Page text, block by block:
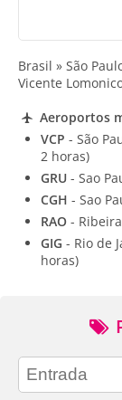
Brasil » São
Vicente
Aeroportos
VCP - São
2 horas)
GRU - Sao
CGH - Sao
RAO -
GIG - Rio de
horas)